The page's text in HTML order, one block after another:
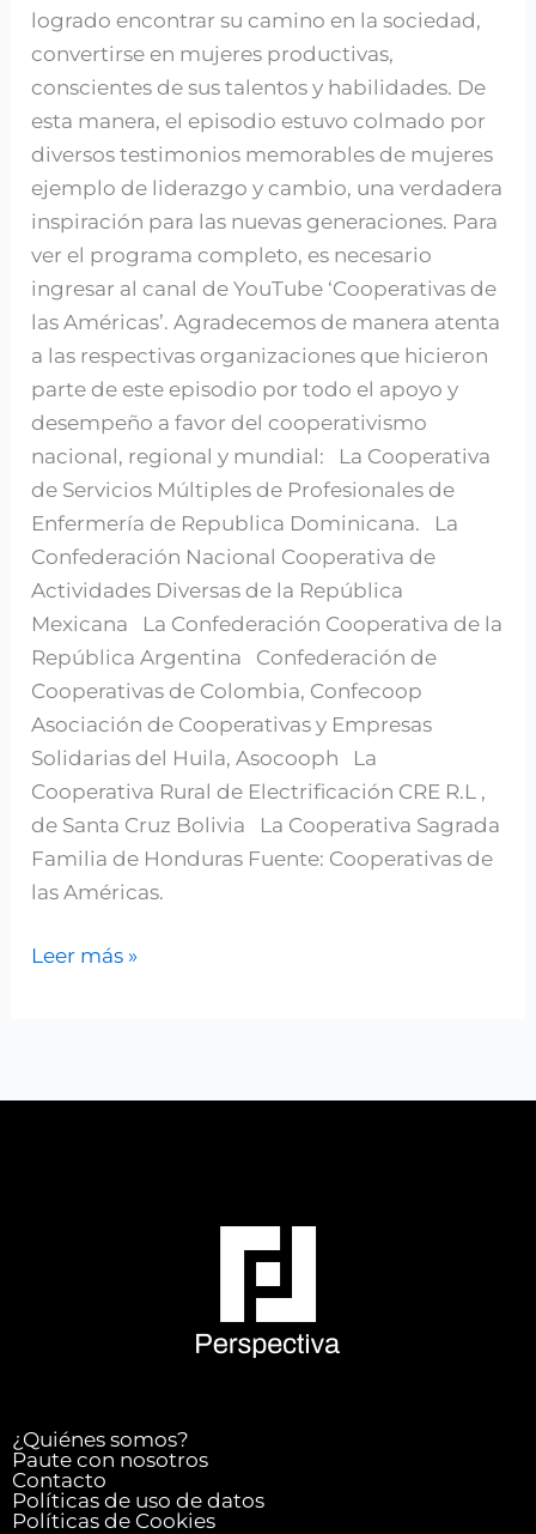
logrado encontrar su camino en la sociedad,
convertirse en mujeres productivas,
conscientes de sus talentos y habilidades. De
esta manera, el episodio estuvo colmado por
diversos testimonios memorables de mujeres
ejemplo de liderazgo y cambio, una verdadera
inspiración para las nuevas generaciones. Para
ver el programa completo, es necesario
ingresar al canal de YouTube ‘Cooperativas de
las Américas’. Agradecemos de manera atenta
a las respectivas organizaciones que hicieron
parte de este episodio por todo el apoyo y
desempeño a favor del cooperativismo
nacional, regional y mundial: La Cooperativa
de Servicios Múltiples de Profesionales de
Enfermería de Republica Dominicana. La
Confederación Nacional Cooperativa de
Actividades Diversas de la República
Mexicana La Confederación Cooperativa de la
República Argentina Confederación de
Cooperativas de Colombia, Confecoop
Asociación de Cooperativas y Empresas
Solidarias del Huila, Asocooph La
Cooperativa Rural de Electrificación CRE R.L ,
de Santa Cruz Bolivia La Cooperativa Sagrada
Familia de Honduras Fuente: Cooperativas de
las Américas.
Leer más »
¿Quiénes somos?
Paute con nosotros
Contacto
Políticas de uso de datos
Políticas de Cookies